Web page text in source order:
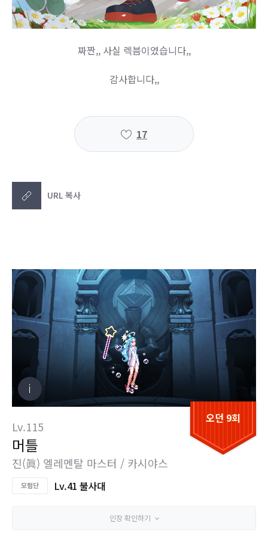
짜짠,, 사실 렉븜이였습니다,,
감사합니다,,
17
URL 복사
오던 9회
Lv.115
머틀
진(眞) 엘레멘탈 마스터 / 카시야스
Lv.41 불사대
인장 확인하기